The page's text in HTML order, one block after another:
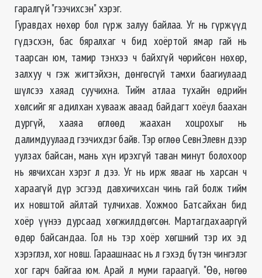
гаралгүй "гээчихсэн" хэрэг.
Гуравдах нөхөр бол гүрж залуу байлаа. Уг нь гүржүүд
гүдэсхэн, бас бяралхаг ч бид хоёртой ямар гай нь
таарсан юм, тамир тэнхээ ч байхгүй чөрийсөн нөхөр,
залхуу ч гэж жигтэйхэн, дөнгөсгүй тамхи баагиулаад
шүлсээ хаяад суучихна. Тийм атлаа тухайн өдрийн
хөлсийг яг адилхан хувааж аваад байдагт хоёул баахан
дургүй, хааяа өглөөд жаахан хоцрохыг нь
далимдуулаад гээчихдэг байв. Тэр өглөө СевнЭлевн дээр
уулзах байсан, мань хүн ирэхгүй таван минут болохоор
нь явчихсан хэрэг л дээ. Уг нь ирж явааг нь харсан ч
хараагүй дүр эсгээд давхичихсан чинь гай болж тийм
их новштой айлтай тулчихав. Хожмоо Батсайхан бид
хоёр үүнээ дурсаад хөгжилддөгсөн. Мартагдахааргүй
өдөр байсандаа. Гол нь тэр хоёр хөгшний тэр их эд
хэрэглэл, хог новш. Гараашнаас нь л гэхэд бүтэн чингэлэг
хог гарч байгаа юм. Арай л муми гараагүй. "Өө, нөгөө